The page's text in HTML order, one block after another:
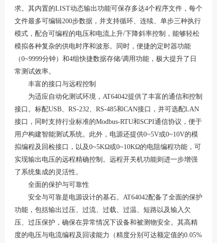
求。其内置的LIST动态输出功能可保存多达4个程序文件，每个
文件最多可编辑200步数据，并支持循环、连续、单步三种执行
模式，配合可编程的电压和电流上升/下降斜率控制，能够轻松
模拟各种复杂的供电时序和波形。同时，便捷的定时器功能
（0~9999分钟）和4组快捷数据存储/调用功能，极大提升了日
常测试效率。
丰富的接口与远程控制
为适应自动化测试环境， AT64042提供了丰富的通信和控制
接口。标配USB、RS-232、RS-485和CAN接口，并可选配LAN
接口，同时支持行业标准的Modbus-RTU和SCPI通信协议，便于
用户构建智能测试系统。此外，电源还提供0~5V或0~10V的模
拟编程及回检接口，以及0~5KΩ或0~10KΩ的电阻编程功能，可
实现输出电压的远程精确控制。远程开关机功能则进一步增强
了系统集成的灵活性。
全面的保护与可靠性
安全与可靠是电源设计的基石。 AT64042配备了全面的保护
功能，包括输出过压、过流、过载、过温、短路以及输入欠
压、过压保护，确保在异常情况下设备和被测物安全。其高精
度的电压与电流编程及回读能力（精度分别可达额定值的0.05%